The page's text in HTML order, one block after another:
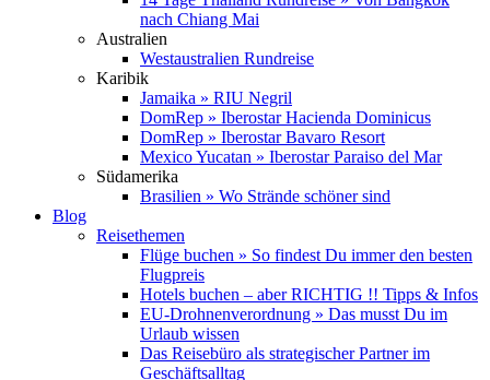
nach Chiang Mai
Australien
Westaustralien Rundreise
Karibik
Jamaika » RIU Negril
DomRep » Iberostar Hacienda Dominicus
DomRep » Iberostar Bavaro Resort
Mexico Yucatan » Iberostar Paraiso del Mar
Südamerika
Brasilien » Wo Strände schöner sind
Blog
Reisethemen
Flüge buchen » So findest Du immer den besten
Flugpreis
Hotels buchen – aber RICHTIG !! Tipps & Infos
EU-Drohnenverordnung » Das musst Du im
Urlaub wissen
Das Reisebüro als strategischer Partner im
Geschäftsalltag